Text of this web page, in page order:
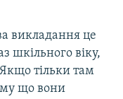
викладання це
шкільного віку,
тільки там
що вони